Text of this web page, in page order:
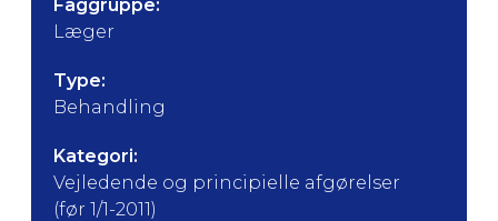
Faggruppe:
Læger
Type:
Behandling
Kategori:
Vejledende og principielle afgørelser
(før 1/1-2011)